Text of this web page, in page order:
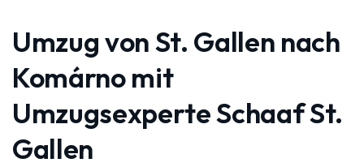
Umzug von St. Gallen nach
Komárno mit
Umzugsexperte Schaaf St.
Gallen